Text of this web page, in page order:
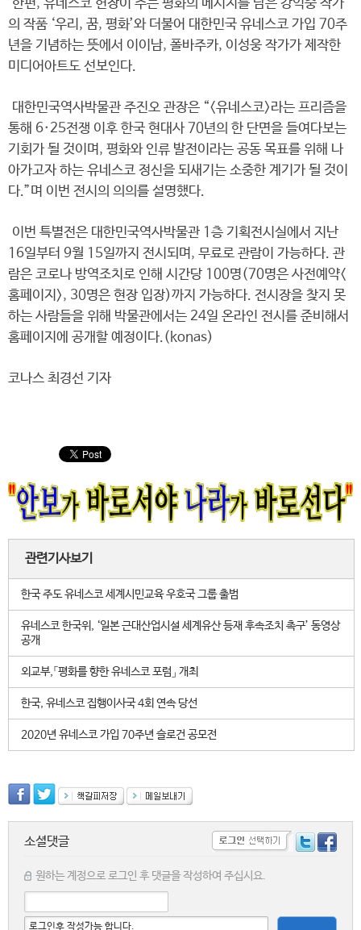
한편, 유네스코 헌장이 주는 평화의 메시지를 담은 강익중 작가
의 작품 ‘우리, 꿈, 평화’와 더불어 대한민국 유네스코 가입 70주
년을 기념하는 뜻에서 이이남, 폴바주카, 이성웅 작가가 제작한
미디어아트도 선보인다.
대한민국역사박물관 주진오 관장은 “<유네스코>라는 프리즘을
통해 6·25전쟁 이후 한국 현대사 70년의 한 단면을 들여다보는
기회가 될 것이며, 평화와 인류 발전이라는 공동 목표를 위해 나
아가고자 하는 유네스코 정신을 되새기는 소중한 계기가 될 것이
다.”며 이번 전시의 의의를 설명했다.
이번 특별전은 대한민국역사박물관 1층 기획전시실에서 지난
16일부터 9월 15일까지 전시되며, 무료로 관람이 가능하다. 관
람은 코로나 방역조치로 인해 시간당 100명(70명은 사전예약<
홈페이지>, 30명은 현장 입장)까지 가능하다. 전시장을 찾지 못
하는 사람들을 위해 박물관에서는 24일 온라인 전시를 준비해서
홈페이지에 공개할 예정이다.(konas)
코나스 최경선 기자
관련기사보기
한국 주도 유네스코 세계시민교육 우호국 그룹 출범
유네스코 한국위, ‘일본 근대산업시설 세계유산 등재 후속조치 촉구’ 동영상
공개
외교부,「평화를 향한 유네스코 포럼」 개최
한국, 유네스코 집행이사국 4회 연속 당선
2020년 유네스코 가입 70주년 슬로건 공모전
소셜댓글
원하는 계정으로 로그인 후 댓글을 작성하여 주십시요.